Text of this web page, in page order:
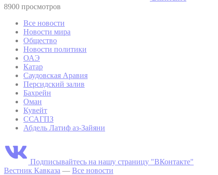
8900 просмотров
Все новости
Новости мира
Общество
Новости политики
ОАЭ
Катар
Саудовская Аравия
Персидский залив
Бахрейн
Оман
Кувейт
ССАГПЗ
Абдель Латиф аз-Зайяни
Подписывайтесь на нашу страницу "ВКонтакте"
Вестник Кавказа — Все новости